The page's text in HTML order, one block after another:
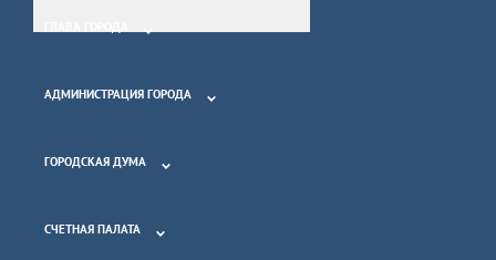
АДМИНИСТРАЦИЯ ГОРОДА
ГОРОДСКАЯ ДУМА
СЧЕТНАЯ ПАЛАТА